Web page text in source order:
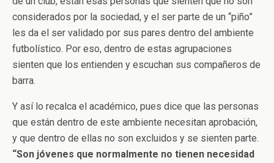
considerados por la sociedad, y el ser parte de un “piño”
les da el ser validado por sus pares dentro del ambiente
futbolístico. Por eso, dentro de estas agrupaciones
sienten que los entienden y escuchan sus compañeros de
barra.
Y así lo recalca el académico, pues dice que las personas
que están dentro de este ambiente necesitan aprobación,
y que dentro de ellas no son excluidos y se sienten parte.
“Son jóvenes que normalmente no tienen necesidad